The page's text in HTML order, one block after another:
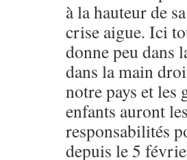
à la hauteur de
crise aigue. Ici
donne peu dans
dans la main
notre pays et les
enfants auront
responsabilités
depuis le 5